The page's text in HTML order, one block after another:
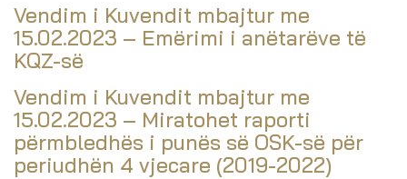
Vendim i Kuvendit mbajtur me
15.02.2023 – Emërimi i anëtarëve të
KQZ-së
Vendim i Kuvendit mbajtur me
15.02.2023 – Miratohet raporti
përmbledhës i punës së OSK-së për
periudhën 4 vjecare (2019-2022)